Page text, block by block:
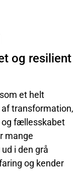
og resilient
et helt
transformation,
fællesskabet
mange
i den grå
og kender